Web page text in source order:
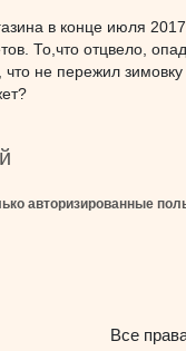
в конце июля
То,что отцвело,
не пережил
авторизированные
Все